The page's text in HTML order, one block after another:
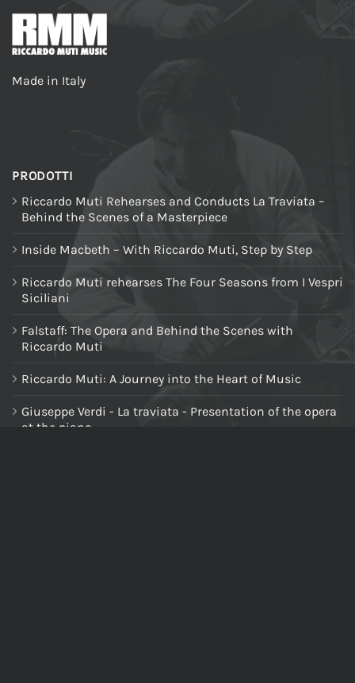
Made in Italy
PRODOTTI
Riccardo Muti Rehearses and Conducts La Traviata –
Behind the Scenes of a Masterpiece
Inside Macbeth – With Riccardo Muti, Step by Step
Riccardo Muti rehearses The Four Seasons from I Vespri
Siciliani
Falstaff: The Opera and Behind the Scenes with
Riccardo Muti
Riccardo Muti: A Journey into the Heart of Music
Giuseppe Verdi - La traviata - Presentation of the opera
at the piano